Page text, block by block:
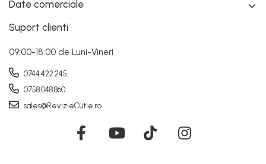
Date comerciale
Suport clienti
09:00-18:00 de Luni-Vineri
0744.422.245
0758.048.860
sales@RevizieCutie.ro